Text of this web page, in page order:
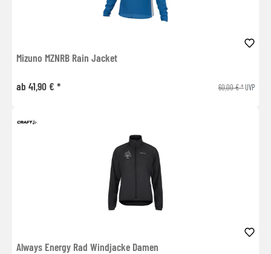
Mizuno MZNRB Rain Jacket
ab 41,90 € * 60,00 € *UVP
Always Energy Rad Windjacke Damen